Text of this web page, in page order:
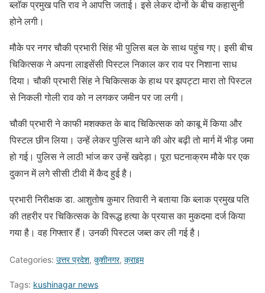
ब्लाॅक प्रमुख पति राव ने आपत्ति जताई। इसे लेकर दोनों के बीच कहासुनी
होने लगी।
मौके पर नगर चौकी प्रभारी सिंह भी पुलिस बल के साथ पहुंच गए। इसी बीच
चिकित्सक ने अपना लाइसेंसी पिस्टल निकाल कर राव पर निशाना साध
दिया। चौकी प्रभारी सिंह ने चिकित्सक के हाथ पर झपट्टा मारा तो पिस्टल
से निकली गोली राव को न लगकर जमीन पर जा लगी।
चौकी प्रभारी ने काफी मशक्कत के बाद चिकित्सक को काबू में किया और
पिस्टल छीन लिया। उन्हें लेकर पुलिस थाने की ओर बढ़ी तो मार्ग में भीड़ जमा
हो गई। पुलिस ने लाठी भांज कर उन्हें खदेड़ा। पूरा घटनाक्रम मौके पर एक
दुकान में लगे सीसी टीवी में कैद हुई है।
प्रभारी निरीक्षक डा. आशुतोष कुमार तिवारी ने बताया कि ब्लाक प्रमुख पति
की तहरीर पर चिकित्सक के विरूद्ध हत्या के प्रयास का मुकदमा दर्ज किया
गया है। वह गिफ्तार हैं। उनकी पिस्टल जब्त कर ली गई है।
Categories: उत्तर प्रदेश, कुशीनगर, क्राइम
Tags: kushinagar news